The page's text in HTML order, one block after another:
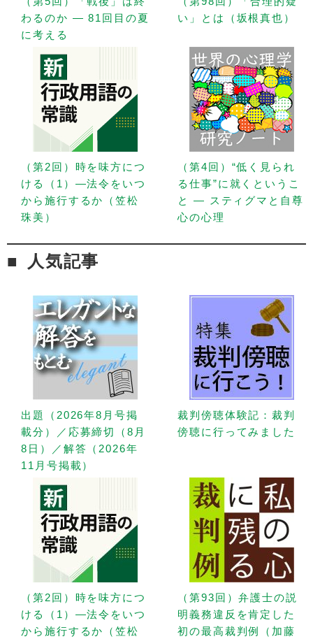
わるのか — 81回目の夏
に考える
い」とは（坂根真也）
（第2回）時を味方につ
ける（1）—法令をいつ
から施行するか（笠松
珠美）
（第4回）“低く見られ
る仕事”に就くというこ
と — スティグマと自尊
心の心理
人気記事
出題（2026年8月号掲
載分）／応募締切（8月
8日）／解答（2026年
11月号掲載）
裁判傍聴体験記：裁判
傍聴に行ってみました
（第2回）時を味方につ
ける（1）—法令をいつ
から施行するか（笠松
（第93回）弁護士の説
明義務違反を肯定した
初の最高裁判例（加藤